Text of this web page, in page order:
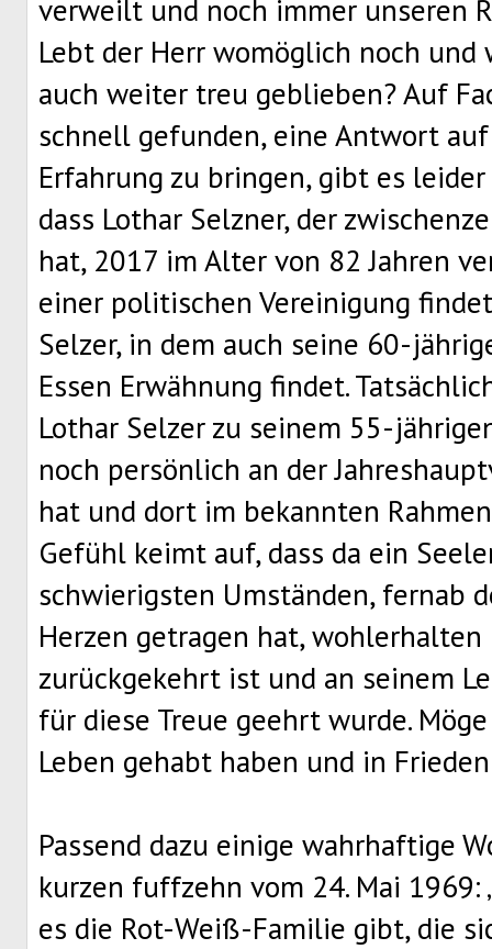
verweilt und noch immer unseren
Lebt der Herr womöglich noch
auch weiter treu geblieben? Auf
schnell gefunden, eine Antwort
Erfahrung zu bringen, gibt es
dass Lothar Selzner, der
hat, 2017 im Alter von 82 Jahren
einer politischen Vereinigung
Selzer, in dem auch seine 60-
Essen Erwähnung findet.
Lothar Selzer zu seinem 55-
noch persönlich an der
hat und dort im bekannten
Gefühl keimt auf, dass da ein
schwierigsten Umständen, fernab
Herzen getragen hat,
zurückgekehrt ist und an seinem
für diese Treue geehrt wurde.
Leben gehabt haben und in
Passend dazu einige wahrhaftige
kurzen fuffzehn vom 24. Mai 1969:
es die Rot-Weiß-Familie gibt, die